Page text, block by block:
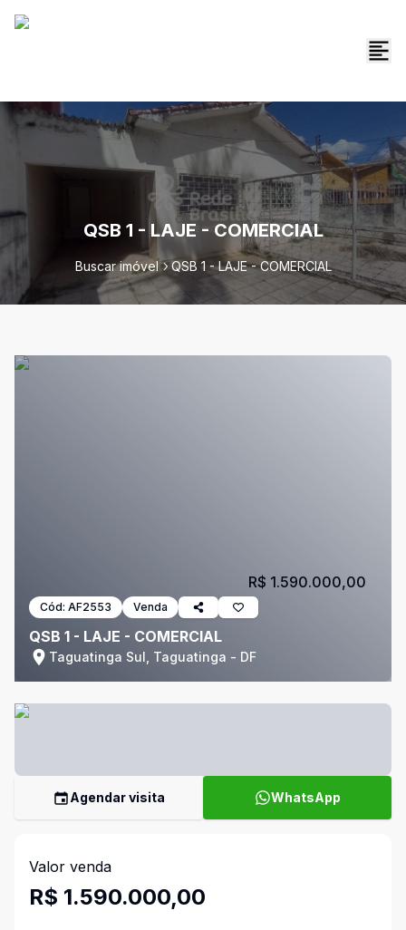
QSB 1 - LAJE - COMERCIAL
Buscar imóvel QSB 1 - LAJE - COMERCIAL
Cód: AF2553 Venda
QSB 1 - LAJE - COMERCIAL
Taguatinga Sul, Taguatinga - DF
R$ 1.590.000,00
Agendar visita WhatsApp
Valor venda
R$ 1.590.000,00